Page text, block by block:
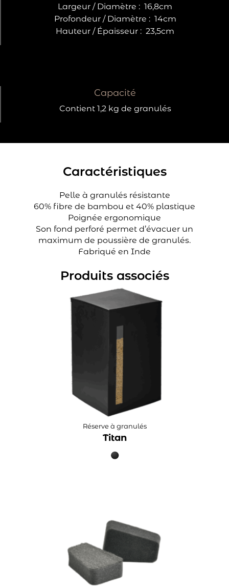
Largeur / Diamètre : 16,8cm
Profondeur / Diamètre : 14cm
Hauteur / Épaisseur : 23,5cm
Capacité
Contient 1,2 kg de granulés
Caractéristiques
Pelle à granulés résistante
60% fibre de bambou et 40% plastique
Poignée ergonomique
Son fond perforé permet d’évacuer un
maximum de poussière de granulés.
Fabriqué en Inde
Produits associés
Réserve à granulés
Titan